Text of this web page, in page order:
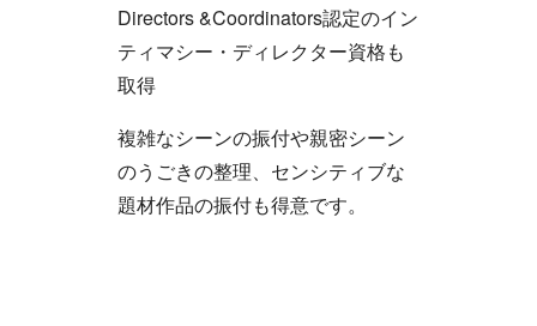
Directors &Coordinators認定のイン
ティマシー・ディレクター資格も
取得
複雑なシーンの振付や親密シーン
のうごきの整理、センシティブな
題材作品の振付も得意です。